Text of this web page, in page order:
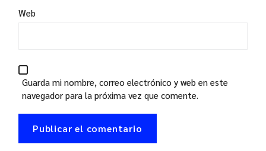
Web
Guarda mi nombre, correo electrónico y web en este
navegador para la próxima vez que comente.